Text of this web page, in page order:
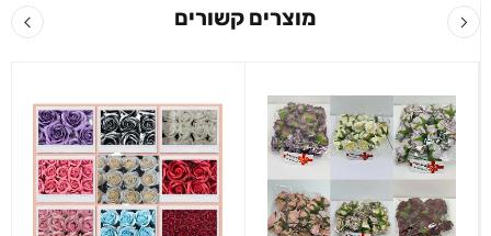
מוצרים קשורים